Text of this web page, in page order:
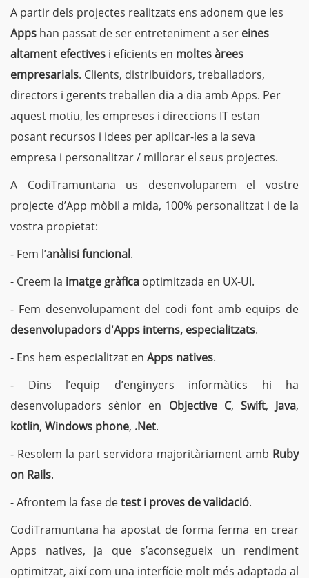
A partir dels projectes realitzats ens adonem que les
Apps han passat de ser entreteniment a ser eines
altament efectives i eficients en moltes àrees
empresarials. Clients, distribuïdors, treballadors,
directors i gerents treballen dia a dia amb Apps. Per
aquest motiu, les empreses i direccions IT estan
posant recursos i idees per aplicar-les a la seva
empresa i personalitzar / millorar el seus projectes.
A CodiTramuntana us desenvoluparem el vostre
projecte d’App mòbil a mida, 100% personalitzat i de la
vostra propietat:
- Fem l’anàlisi funcional.
- Creem la imatge gràfica optimitzada en UX-UI.
- Fem desenvolupament del codi font amb equips de
desenvolupadors d'Apps interns, especialitzats.
- Ens hem especialitzat en Apps natives.
- Dins l’equip d’enginyers informàtics hi ha
desenvolupadors sènior en Objective C, Swift, Java,
kotlin, Windows phone, .Net.
- Resolem la part servidora majoritàriament amb Ruby
on Rails.
- Afrontem la fase detest i proves de validació.
CodiTramuntana ha apostat de forma ferma en crear
Apps natives, ja que s’aconsegueix un rendiment
optimitzat, així com una interfície molt més adaptada al